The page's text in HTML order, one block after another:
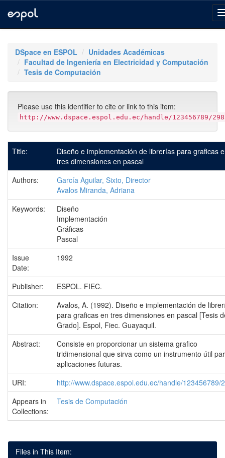
navigationDSpace en ESPOL
Unidades Académicas
Facultad de Ingeniería en Electricidad y Computación
Tesis de Computación
Please use this identifier to cite or link to this item:
http://www.dspace.espol.edu.ec/handle/123456789/
Title:
Diseño e implementación de librerías para graficas
tres dimensiones en pascal
Authors:
García Aguilar, Sixto, Director
Avalos Miranda, Adriana
Keywords:
Diseño
Implementación
Gráficas
Pascal
Issue
Date:
1992
Publisher:
ESPOL. FIEC.
Citation:
Avalos, A. (1992). Diseño e implementación de
para graficas en tres dimensiones en pascal [Tesis
Grado]. Espol, Fiec. Guayaquil.
Abstract:
Consiste en proporcionar un sistema grafico
tridimensional que sirva como un instrumento útil
aplicaciones futuras.
URI:
http://www.dspace.espol.edu.ec/handle/123456789/
Appears in
Collections:
Tesis de Computación
Files in This Item: